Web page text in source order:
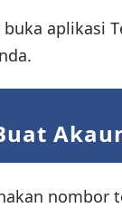
aplikasi
nombor